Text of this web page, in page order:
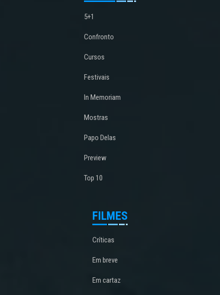
5+1
Confronto
Cursos
Festivais
In Memoriam
Mostras
Papo Delas
Preview
Top 10
FILMES
Críticas
Em breve
Em cartaz